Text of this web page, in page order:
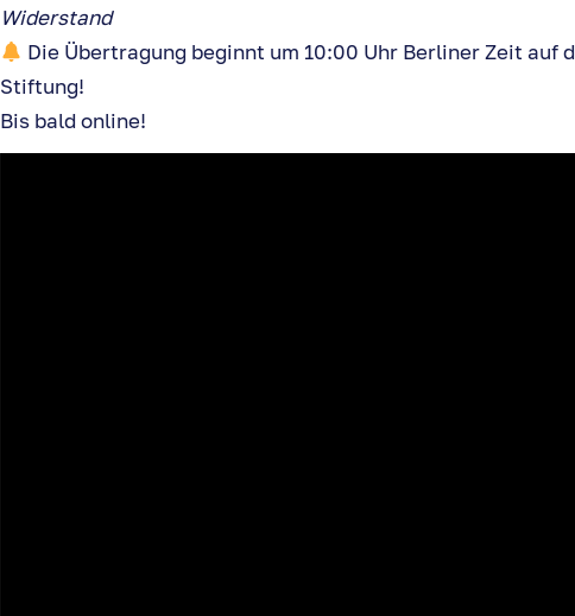
Widerstand
Die Übertragung beginnt um 10:00 Uhr Berliner Zeit auf
Stiftung!
Bis bald online!